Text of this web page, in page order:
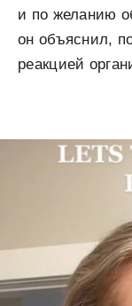
и по желанию
он объяснил,
реакцией